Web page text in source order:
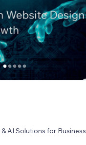
AI Solutions for Business